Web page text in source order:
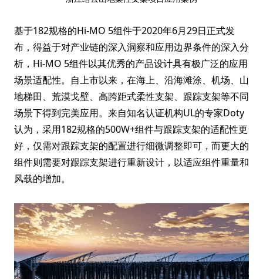
基于182规格的Hi-MO 5组件于2020年6月29日正式发
布，得益于对产业链的深入洞察和应用边界条件的深入分
析，Hi-MO 5组件以其优秀的产品设计具有极广泛的应用
场景适配性。自上市以来，在海上、沿海滩涂、机场、山
地梯田、荒漠戈壁、高跨距式柔性支架、跟踪支架等不同
场景下得到完美应用。来自知名认证机构UL的专家Doty
认为，采用182规格的500W+组件与跟踪支架的适配性更
好，仅需对跟踪支架的配置进行细微调整即可，而更大的
组件则需要对跟踪支架进行重新设计，以适应组件重量和
风载的增加。